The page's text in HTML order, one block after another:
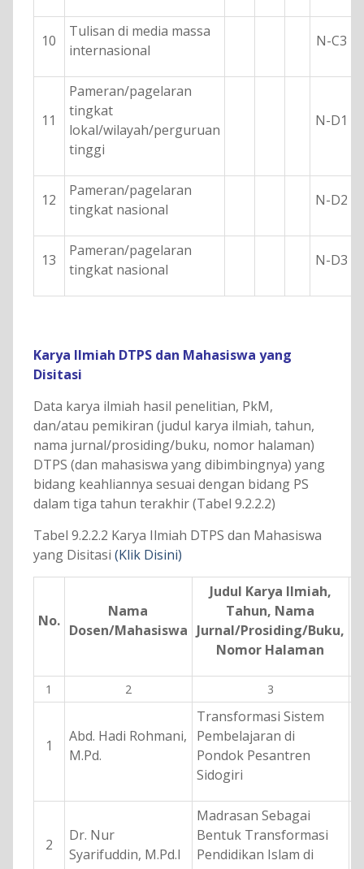
10
Tulisan di media massa
internasional
N-C3 =
11
Pameran/pagelaran
tingkat
lokal/wilayah/perguruan
tinggi
N-D1 =
12
Pameran/pagelaran
tingkat nasional
N-D2 =
13
Pameran/pagelaran
tingkat nasional
N-D3 =
Karya Ilmiah DTPS dan Mahasiswa yang
Disitasi
Data karya ilmiah hasil penelitian, PkM,
dan/atau pemikiran (judul karya ilmiah, tahun,
nama jurnal/prosiding/buku, nomor halaman)
DTPS (dan mahasiswa yang dibimbingnya) yang
bidang keahliannya sesuai dengan bidang PS
dalam tiga tahun terakhir (Tabel 9.2.2.2)
Tabel 9.2.2.2 Karya Ilmiah DTPS dan Mahasiswa
yang Disitasi (Klik Disini)
No.
Nama
Dosen/Mahasiswa
Judul Karya Ilmiah,
Tahun, Nama
Jurnal/Prosiding/Buku,
Nomor Halaman
1 2 3
1
Abd. Hadi Rohmani,
M.Pd.
Transformasi Sistem
Pembelajaran di
Pondok Pesantren
Sidogiri
2
Dr. Nur
Syarifuddin, M.Pd.I
Madrasan Sebagai
Bentuk Transformasi
Pendidikan Islam di